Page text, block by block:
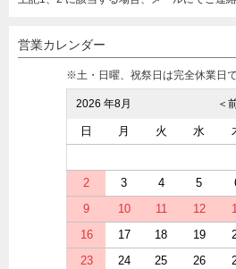
営業カレンダー
※土・日曜、祝祭日は完全休業日
2026 年8月 ＜
日 月 火 水
2
3 4 5
9
10 11 12
16
17 18 19
23
24 25 26